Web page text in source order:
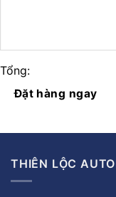
Tổng:
Đặt hàng ngay
THIÊN LỘC AUTO